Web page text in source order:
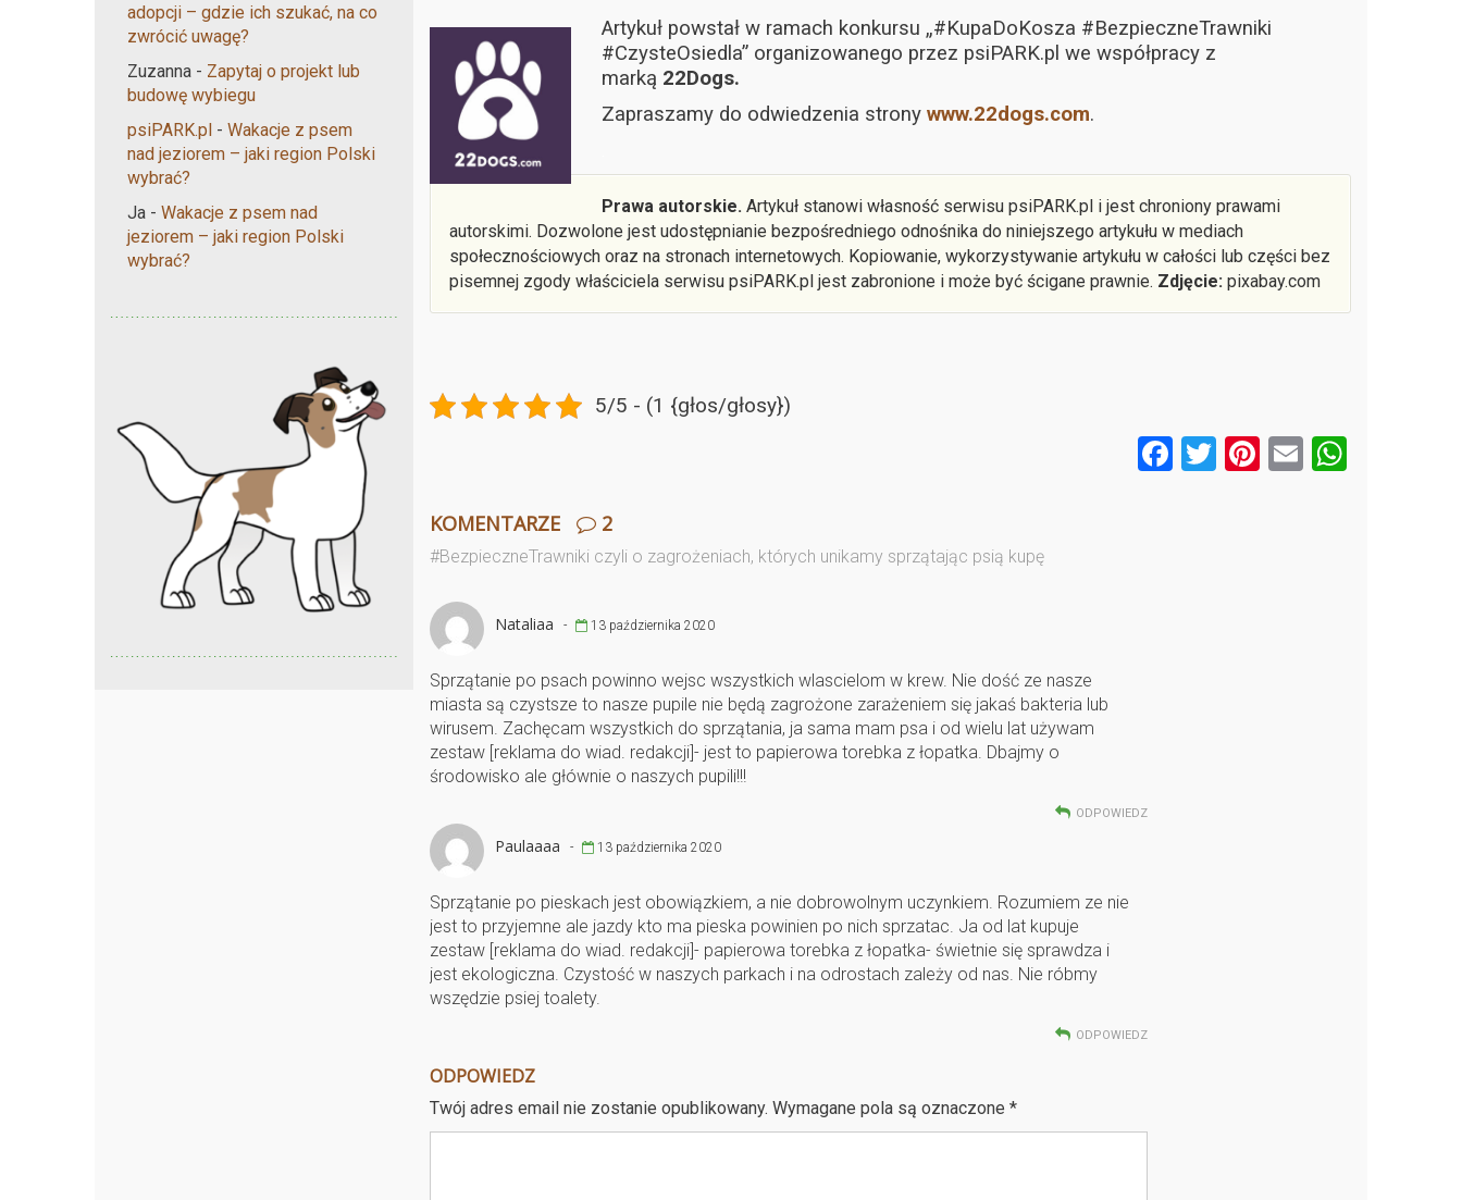
adopcji – gdzie ich szukać, na co
zwrócić uwagę?
Zuzanna - Zapytaj o projekt lub
budowę wybiegu
psiPARK.pl - Wakacje z psem
nad jeziorem – jaki region Polski
wybrać?
Ja - Wakacje z psem nad
jeziorem – jaki region Polski
wybrać?
Artykuł powstał w ramach konkursu „#KupaDoKosza #BezpieczneTrawniki
#CzysteOsiedla” organizowanego przez psiPARK.pl we współpracy z
marką 22Dogs.
Zapraszamy do odwiedzenia strony www.22dogs.com.
Prawa autorskie. Artykuł stanowi własność serwisu psiPARK.pl i jest chroniony prawami
autorskimi. Dozwolone jest udostępnianie bezpośredniego odnośnika do niniejszego artykułu w mediach
społecznościowych oraz na stronach internetowych. Kopiowanie, wykorzystywanie artykułu w całości lub części bez
pisemnej zgody właściciela serwisu psiPARK.pl jest zabronione i może być ścigane prawnie. Zdjęcie: pixabay.com
5/5 - (1 {głos/głosy})
F T Pi E
KOMENTARZE 2
#BezpieczneTrawniki czyli o zagrożeniach, których unikamy sprzątając psią kupę
Nataliaa - 13 października 2020
Sprzątanie po psach powinno wejsc wszystkich wlascielom w krew. Nie dość ze nasze
miasta są czystsze to nasze pupile nie będą zagrożone zarażeniem się jakaś bakteria lub
wirusem. Zachęcam wszystkich do sprzątania, ja sama mam psa i od wielu lat używam
zestaw [reklama do wiad. redakcji]- jest to papierowa torebka z łopatka. Dbajmy o
środowisko ale głównie o naszych pupili!!!
ODPOWIEDZ
Paulaaaa - 13 października 2020
Sprzątanie po pieskach jest obowiązkiem, a nie dobrowolnym uczynkiem. Rozumiem ze nie
jest to przyjemne ale jazdy kto ma pieska powinien po nich sprzatac. Ja od lat kupuje
zestaw [reklama do wiad. redakcji]- papierowa torebka z łopatka- świetnie się sprawdza i
jest ekologiczna. Czystość w naszych parkach i na odrostach zależy od nas. Nie róbmy
wszędzie psiej toalety.
ODPOWIEDZ
ODPOWIEDZ
Twój adres email nie zostanie opublikowany. Wymagane pola są oznaczone *